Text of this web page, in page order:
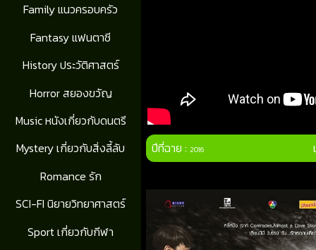
Family แนวครอบครัว
Fantasy แฟนตาซี
History ประวัติศาสตร์
Horror สยองขวัญ
Music หนังเกี่ยวกับดนตรี
Mystery เกี่ยวกับสิ่งลี้ลับ
Romance รัก
SCI-FI นิยายวิทยาศาสตร์
Sport เกี่ยวกับกีฬา
ปีที่ฉาย :2016